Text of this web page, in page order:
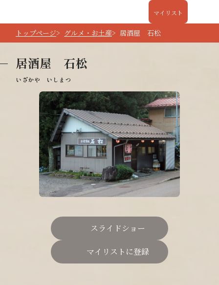
マイリスト
トップページ グルメ・お土産 居酒屋 石松
居酒屋 石松
スライドショー
マイリストに登録